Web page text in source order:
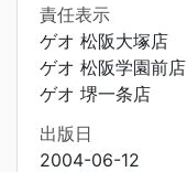
責任表示
ゲオ 松阪大塚店
ゲオ 松阪学園前店
ゲオ 堺一条店
出版日
2004-06-12